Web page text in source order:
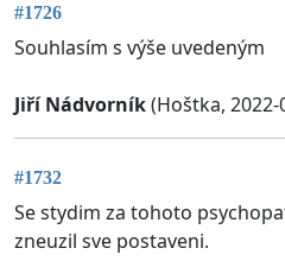
#1726
Souhlasím s výše uvedeným
Jiří Nádvorník(Hoštka, 2022-
#1732
Se stydim za tohoto
zneuzil sve postaveni.